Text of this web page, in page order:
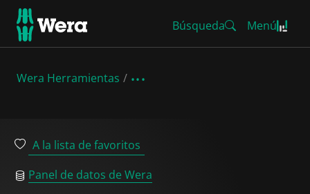
Búsqueda Menú
Wera Herramientas
A la lista de favoritos
Panel de datos de Wera